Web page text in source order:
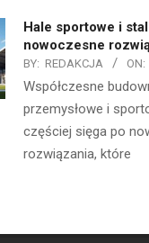
Hale sportowe i
nowoczesne
BY: REDAKCJA ON:
Współczesne
przemysłowe i
częściej sięga po
rozwiązania, które